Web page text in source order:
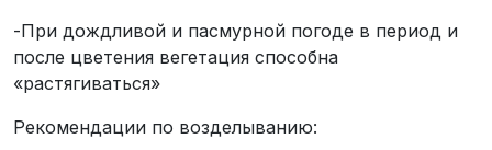
-При дождливой и пасмурной погоде в период и
после цветения вегетация способна
«растягиваться»
Рекомендации по возделыванию: